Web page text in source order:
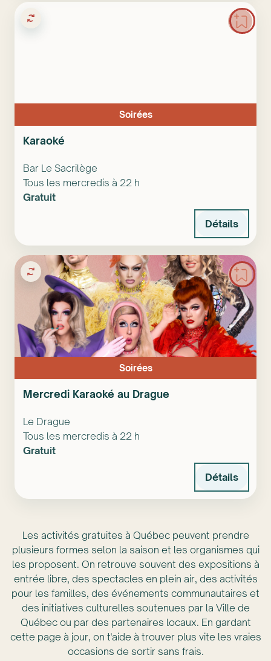
Soirées
Karaoké
Bar Le Sacrilège
Tous les mercredis à 22 h
Gratuit
Détails
Soirées
Mercredi Karaoké au Drague
Le Drague
Tous les mercredis à 22 h
Gratuit
Détails
Les activités gratuites à Québec peuvent prendre
plusieurs formes selon la saison et les organismes qui
les proposent. On retrouve souvent des expositions à
entrée libre, des spectacles en plein air, des activités
pour les familles, des événements communautaires et
des initiatives culturelles soutenues par la Ville de
Québec ou par des partenaires locaux. En gardant
cette page à jour, on t'aide à trouver plus vite les vraies
occasions de sortir sans frais.